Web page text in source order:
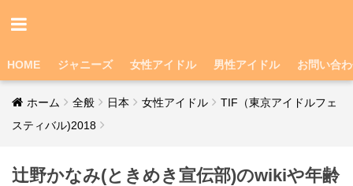
HOME ジャニーズ 女性アイドル 男性アイドル お問い合
ホーム 全般 日本 女性アイドル
TIF（東京アイドルフェ
スティバル)2018
辻野かなみ(ときめき宣伝部)のwikiや年齢